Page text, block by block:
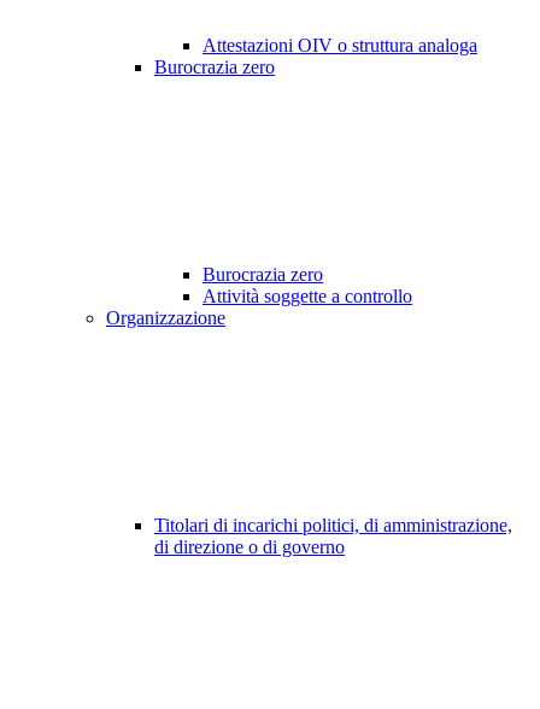
Attestazioni OIV o struttura analoga
Burocrazia zero
Burocrazia zero
Attività soggette a controllo
Organizzazione
Titolari di incarichi politici, di amministrazione,
di direzione o di governo